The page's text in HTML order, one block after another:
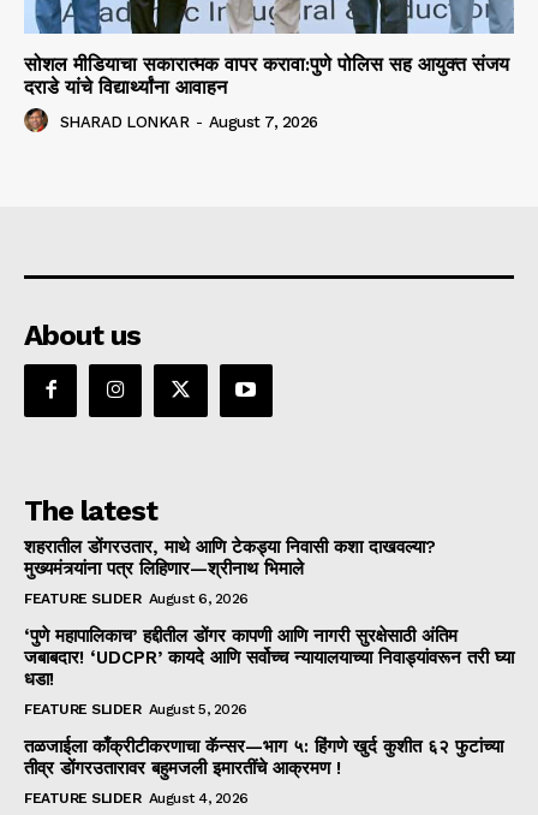
सोशल मीडियाचा सकारात्मक वापर करावा:पुणे पोलिस सह आयुक्त संजय
दराडे यांचे विद्यार्थ्यांना आवाहन
SHARAD LONKAR - August 7, 2026
About us
The latest
शहरातील डोंगरउतार, माथे आणि टेकड्या निवासी कशा दाखवल्या?
मुख्यमंत्र्यांना पत्र लिहिणार—श्रीनाथ भिमाले
FEATURE SLIDER August 6, 2026
‘पुणे महापालिकाच’ हद्दीतील डोंगर कापणी आणि नागरी सुरक्षेसाठी अंतिम
जबाबदार! ‘UDCPR’ कायदे आणि सर्वोच्च न्यायालयाच्या निवाड्यांवरून तरी घ्या
धडा!
FEATURE SLIDER August 5, 2026
तळजाईला काँक्रीटीकरणाचा कॅन्सर—भाग ५: हिंगणे खुर्द कुशीत ६२ फुटांच्या
तीव्र डोंगरउतारावर बहुमजली इमारतींचे आक्रमण !
FEATURE SLIDER August 4, 2026